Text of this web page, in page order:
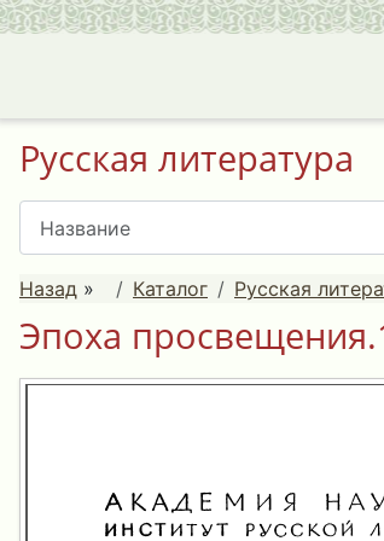
Русская литература
Назад » Каталог Русская
Эпоха